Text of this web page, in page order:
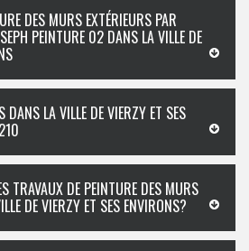
DES MURS EXTÉRIEURS PAR
PEINTURE 02 DANS LA VILLE DE
DANS LA VILLE DE VIERZY ET SES
TRAVAUX DE PEINTURE DES MURS
DE VIERZY ET SES ENVIRONS?